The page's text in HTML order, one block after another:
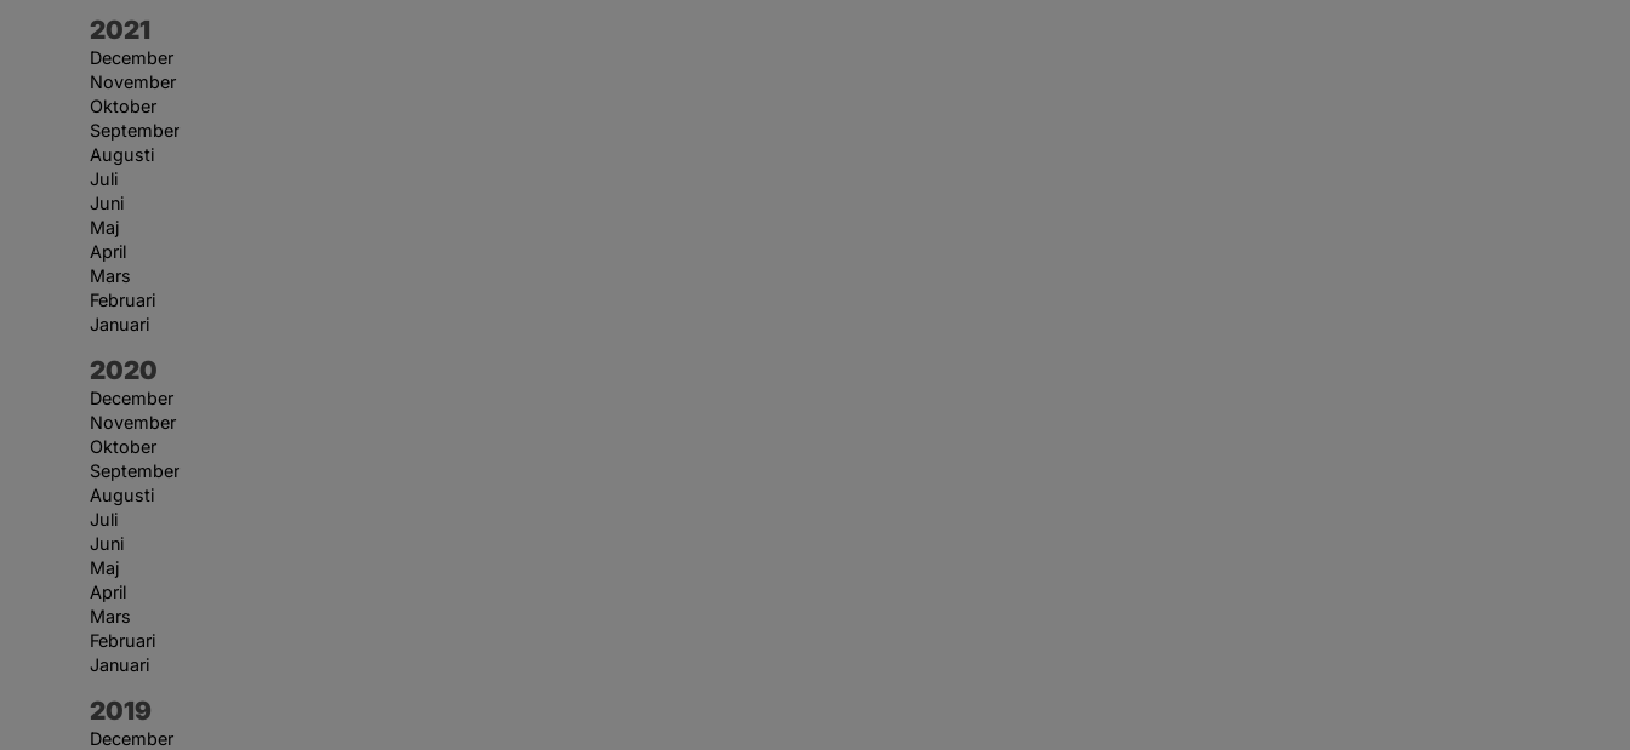
År:
2021
December
November
Oktober
September
Augusti
Juli
Juni
Maj
April
Mars
Februari
Januari
År:
2020
December
November
Oktober
September
Augusti
Juli
Juni
Maj
April
Mars
Februari
Januari
År:
2019
December